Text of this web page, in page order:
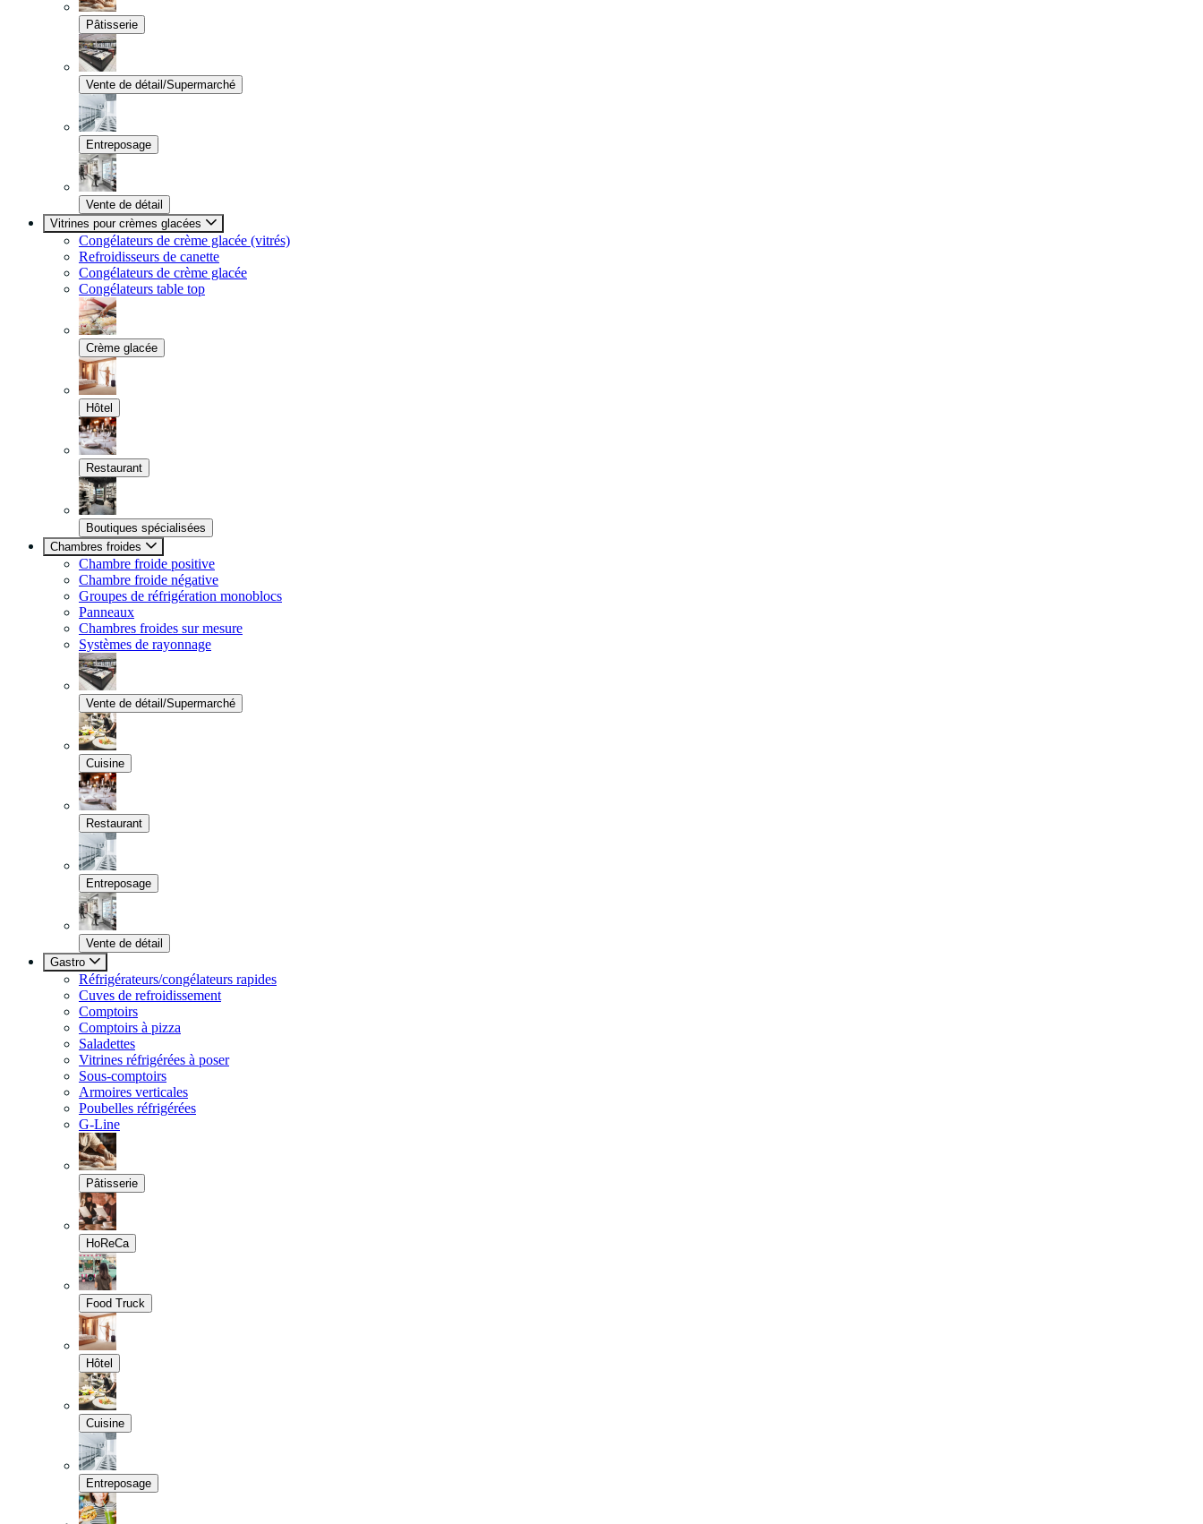
Pâtisserie
Vente de détail/Supermarché
Entreposage
Vente de détail
Vitrines pour crèmes glacées
Congélateurs de crème glacée (vitrés)
Refroidisseurs de canette
Congélateurs de crème glacée
Congélateurs table top
Crème glacée
Hôtel
Restaurant
Boutiques spécialisées
Chambres froides
Chambre froide positive
Chambre froide négative
Groupes de réfrigération monoblocs
Panneaux
Chambres froides sur mesure
Systèmes de rayonnage
Vente de détail/Supermarché
Cuisine
Restaurant
Entreposage
Vente de détail
Gastro
Réfrigérateurs/congélateurs rapides
Cuves de refroidissement
Comptoirs
Comptoirs à pizza
Saladettes
Vitrines réfrigérées à poser
Sous-comptoirs
Armoires verticales
Poubelles réfrigérées
G-Line
Pâtisserie
HoReCa
Food Truck
Hôtel
Cuisine
Entreposage